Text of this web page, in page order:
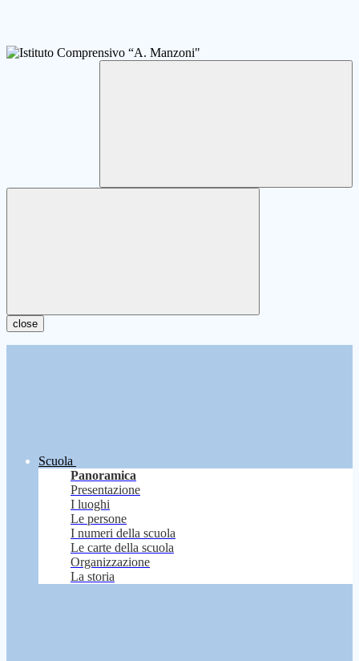
close
Scuola
Panoramica
Presentazione
I luoghi
Le persone
I numeri della scuola
Le carte della scuola
Organizzazione
La storia